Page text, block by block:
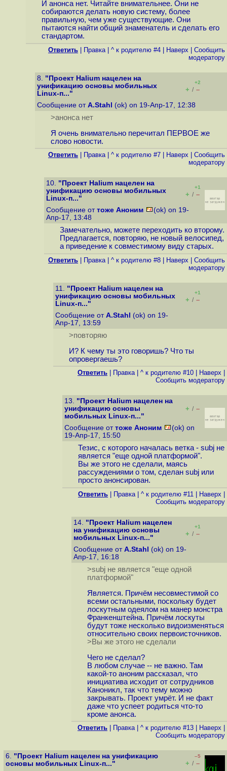
И анонса нет. Читайте внимательнее. Они не
собираются делать новую систему, более
правильную, чем уже существующие. Они
пытаются найти общий знаменатель и сделать его
стандартом.
Ответить Правка| ^ к родителю #4 Наверх
Cообщить
модератору
8. "Проект Halium нацелен на
унификацию основы мобильных
Linux-п..."
+2
+ / –
Сообщение от A.Stahl (ok) on 19-Апр-17, 12:38
>анонса нет
Я очень внимательно перечитал ПЕРВОЕ же
слово новости.
Ответить Правка| ^ к родителю #7 Наверх
Cообщить
модератору
10. "Проект Halium нацелен на
унификацию основы мобильных
Linux-п..."
+1
+ / –
Сообщение от тоже Аноним
(ok) on 19-
Апр-17, 13:48
Замечательно, можете переходить ко второму.
Предлагается, повторяю, не новый велосипед,
а приведение к совместимому виду старых.
Ответить Правка| ^ к родителю #8 Наверх
Cообщить
модератору
11. "Проект Halium нацелен на
унификацию основы мобильных
Linux-п..."
+1
+ / –
Сообщение от A.Stahl
(ok) on 19-
Апр-17, 13:59
>повторяю
И? К чему ты это говоришь? Что ты
опровергаешь?
Ответить Правка| ^ к родителю #10 Наверх
Cообщить модератору
13. "Проект Halium нацелен на
унификацию основы
мобильных Linux-п..."
+ / –
Сообщение от тоже Аноним
(ok) on
19-Апр-17, 15:50
Тезис, с которого началась ветка - subj не
является "еще одной платформой".
Вы же этого не сделали, маясь
рассуждениями о том, сделан subj или
просто анонсирован.
Ответить Правка| ^ к родителю #11 Наверх
Cообщить модератору
14. "Проект Halium нацелен
на унификацию основы
мобильных Linux-п..."
+1
+ / –
Сообщение от A.Stahl
(ok) on 19-
Апр-17, 16:18
>subj не является "еще одной
платформой"
Является. Причём несовместимой со
всеми остальными, поскольку будет
лоскутным одеялом на манер монстра
Франкенштейна. Причём лоскуты
будут тоже несколько видоизменяться
относительно своих первоисточников.
>Вы же этого не сделали
Чего не сделал?
В любом случае -- не важно. Там
какой-то аноним рассказал, что
инициатива исходит от сотрудников
Каноникл, так что тему можно
закрывать. Проект умрёт. И не факт
даже что успеет родиться что-то
кроме анонса.
Ответить Правка| ^ к родителю #13 Наверх
Cообщить модератору
6. "Проект Halium нацелен на унификацию
основы мобильных Linux-п..."
–5
+ / –